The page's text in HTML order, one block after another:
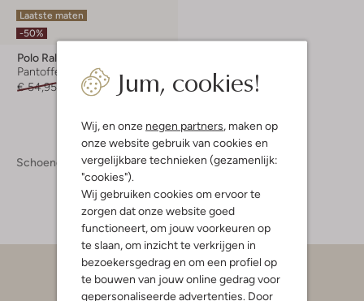
Jum, cookies!
Wij, en onze negen partners, maken op
onze website gebruik van cookies en
vergelijkbare technieken (gezamenlijk:
"cookies").
Wij gebruiken cookies om ervoor te
zorgen dat onze website goed
functioneert, om jouw voorkeuren op
te slaan, om inzicht te verkrijgen in
bezoekersgedrag en om een profiel op
te bouwen van jouw online gedrag voor
gepersonaliseerde advertenties. Door
Laatste maten
-50%
Polo Ralph Lauren
Pantoffels
€ 54,95
€ 26,95
Schoenen Pantoffels